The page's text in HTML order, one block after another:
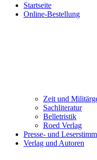
Startseite
Online-Bestellung
Zeit und
Sachliteratur
Belletristik
Roed Verlag
Presse- und
Verlag und Autoren